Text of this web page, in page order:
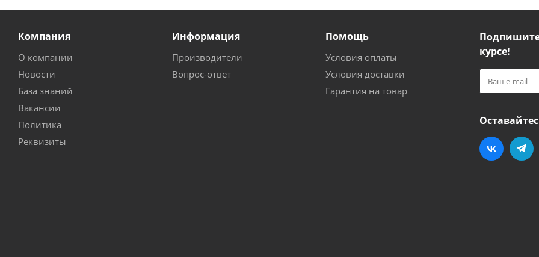
Компания
О компании
Новости
База знаний
Вакансии
Политика
Реквизиты
Информация
Производители
Вопрос-ответ
Помощь
Условия оплаты
Условия доставки
Гарантия на товар
курсе!